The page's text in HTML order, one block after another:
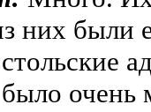
них были
очень